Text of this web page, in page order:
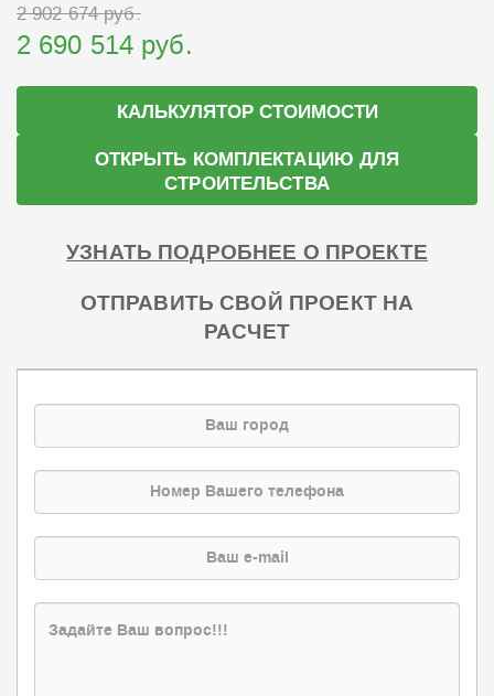
2 902 674 руб.
2 690 514 руб.
КАЛЬКУЛЯТОР СТОИМОСТИ
ОТКРЫТЬ КОМПЛЕКТАЦИЮ ДЛЯ
СТРОИТЕЛЬСТВА
УЗНАТЬ ПОДРОБНЕЕ О ПРОЕКТЕ
ОТПРАВИТЬ СВОЙ ПРОЕКТ НА
РАСЧЕТ